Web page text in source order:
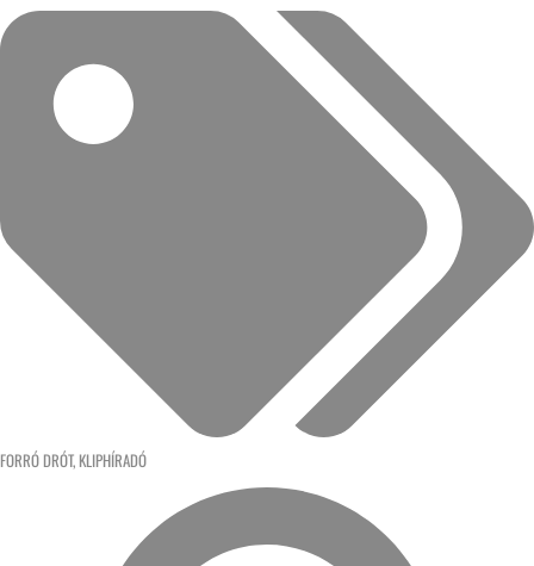
FORRÓ DRÓT, KLIPHÍRADÓ